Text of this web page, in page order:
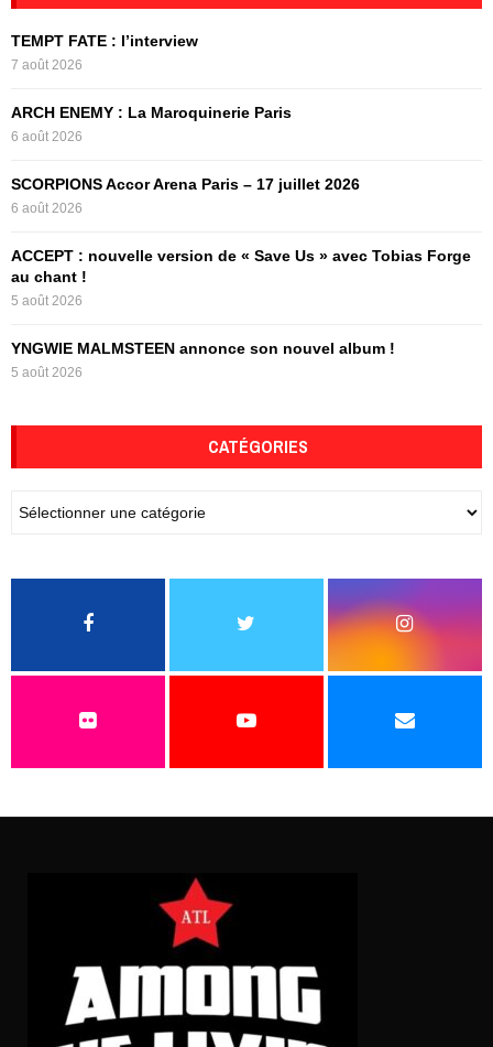
o
r
TEMPT FATE : l’interview
7 août 2026
ARCH ENEMY : La Maroquinerie Paris
6 août 2026
SCORPIONS Accor Arena Paris – 17 juillet 2026
6 août 2026
ACCEPT : nouvelle version de « Save Us » avec Tobias Forge
au chant !
5 août 2026
YNGWIE MALMSTEEN annonce son nouvel album !
5 août 2026
CATÉGORIES